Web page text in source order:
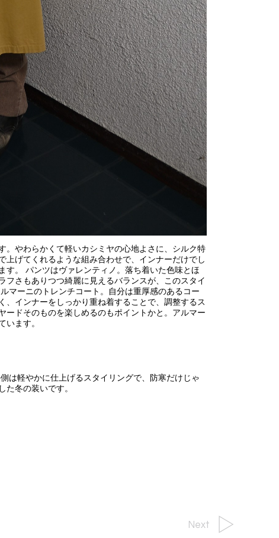
。やわらかくて軽いカシミヤの心地よさに、シルク特
げてくれるような組み合わせで、インナーだけでし
す。 パンツはヴァレンティノ。落ち着いた色味とほ
フさもありつつ綺麗に見えるバランスが、このスタイ
マーニのトレンチコート。自分は重厚感のあるコー
、インナーをしっかり重ね着することで、調整するス
ードそのものを楽しめるのもポイントかと。アルマー
います。
は軽やかに仕上げるスタイリングで、防寒だけじゃ
た冬の装いです。
Next